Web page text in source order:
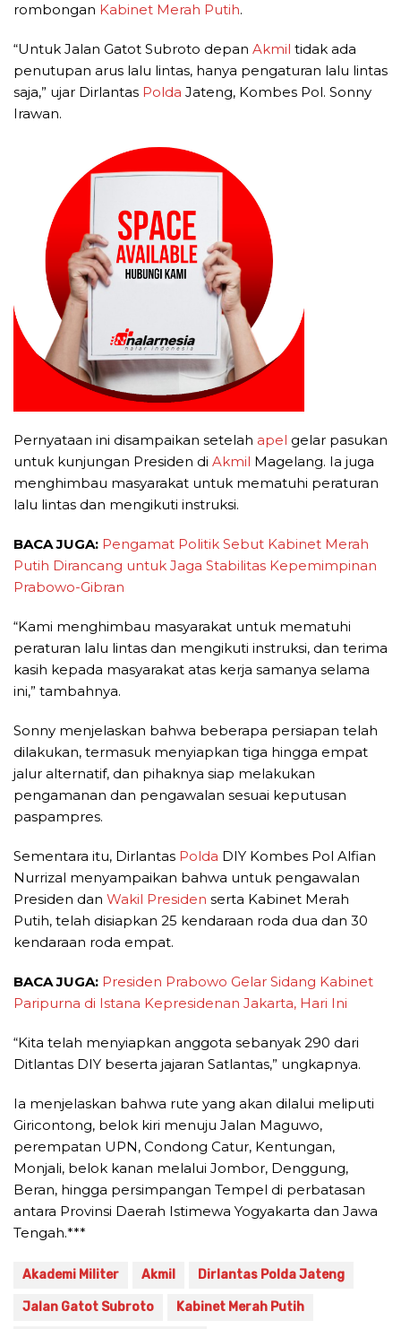
rombongan Kabinet Merah Putih.
“Untuk Jalan Gatot Subroto depan Akmil tidak ada
penutupan arus lalu lintas, hanya pengaturan lalu lintas
saja,” ujar Dirlantas Polda Jateng, Kombes Pol. Sonny
Irawan.
Pernyataan ini disampaikan setelah apel gelar pasukan
untuk kunjungan Presiden di Akmil Magelang. Ia juga
menghimbau masyarakat untuk mematuhi peraturan
lalu lintas dan mengikuti instruksi.
BACA JUGA: Pengamat Politik Sebut Kabinet Merah
Putih Dirancang untuk Jaga Stabilitas Kepemimpinan
Prabowo-Gibran
“Kami menghimbau masyarakat untuk mematuhi
peraturan lalu lintas dan mengikuti instruksi, dan terima
kasih kepada masyarakat atas kerja samanya selama
ini,” tambahnya.
Sonny menjelaskan bahwa beberapa persiapan telah
dilakukan, termasuk menyiapkan tiga hingga empat
jalur alternatif, dan pihaknya siap melakukan
pengamanan dan pengawalan sesuai keputusan
paspampres.
Sementara itu, Dirlantas Polda DIY Kombes Pol Alfian
Nurrizal menyampaikan bahwa untuk pengawalan
Presiden dan Wakil Presiden serta Kabinet Merah
Putih, telah disiapkan 25 kendaraan roda dua dan 30
kendaraan roda empat.
BACA JUGA: Presiden Prabowo Gelar Sidang Kabinet
Paripurna di Istana Kepresidenan Jakarta, Hari Ini
“Kita telah menyiapkan anggota sebanyak 290 dari
Ditlantas DIY beserta jajaran Satlantas,” ungkapnya.
Ia menjelaskan bahwa rute yang akan dilalui meliputi
Giricontong, belok kiri menuju Jalan Maguwo,
perempatan UPN, Condong Catur, Kentungan,
Monjali, belok kanan melalui Jombor, Denggung,
Beran, hingga persimpangan Tempel di perbatasan
antara Provinsi Daerah Istimewa Yogyakarta dan Jawa
Tengah.***
Akademi Militer Akmil Dirlantas Polda Jateng
Jalan Gatot Subroto Kabinet Merah Putih